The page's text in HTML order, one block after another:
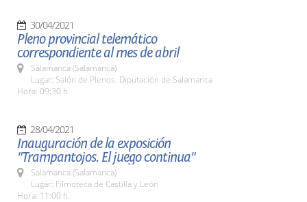
30/04/2021
Pleno provincial telemático
correspondiente al mes de abril
Salamanca (Salamanca)
Lugar: Salón de Plenos. Diputación de Salamanca
Hora: 09:30 h.
28/04/2021
Inauguración de la exposición
"Trampantojos. El juego continua"
Salamanca (Salamanca)
Lugar: Filmoteca de Castilla y León
Hora: 11:00 h.